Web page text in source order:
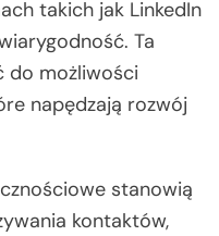
takich jak LinkedIn
Ta
do możliwości
napędzają rozwój
stanowią
kontaktów,